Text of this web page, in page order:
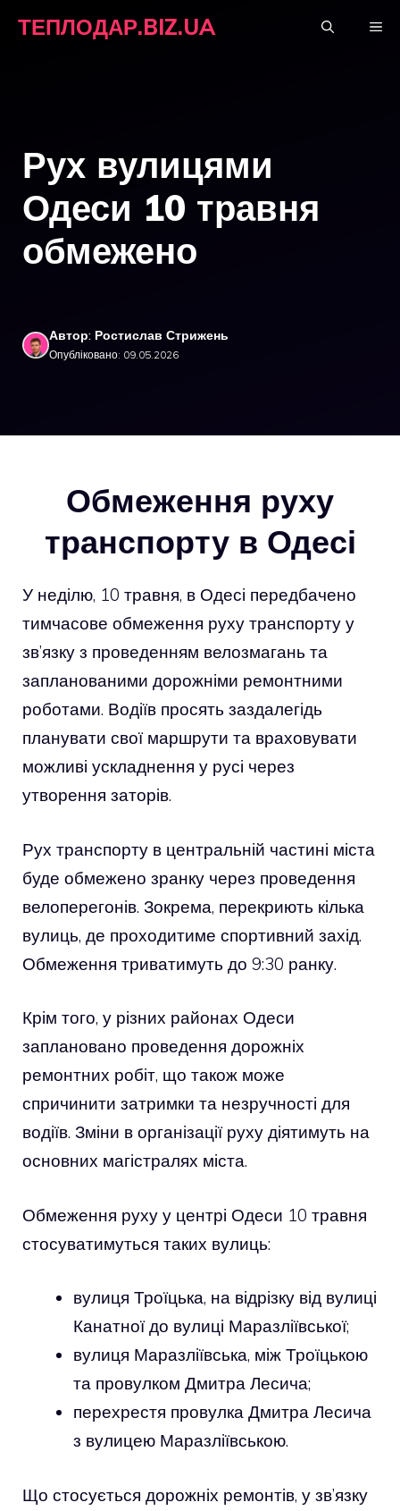
ТЕПЛОДАР.BIZ.UA
Рух вулицями
Одеси 10 травня
обмежено
Автор: Ростислав Стрижень
Опубліковано: 09.05.2026
Обмеження руху
транспорту в Одесі
У неділю, 10 травня, в Одесі передбачено
тимчасове обмеження руху транспорту у
зв’язку з проведенням велозмагань та
запланованими дорожніми ремонтними
роботами. Водіїв просять заздалегідь
планувати свої маршрути та враховувати
можливі ускладнення у русі через
утворення заторів.
Рух транспорту в центральній частині міста
буде обмежено зранку через проведення
велоперегонів. Зокрема, перекриють кілька
вулиць, де проходитиме спортивний захід.
Обмеження триватимуть до 9:30 ранку.
Крім того, у різних районах Одеси
заплановано проведення дорожніх
ремонтних робіт, що також може
спричинити затримки та незручності для
водіїв. Зміни в організації руху діятимуть на
основних магістралях міста.
Обмеження руху у центрі Одеси 10 травня
стосуватимуться таких вулиць:
вулиця Троїцька, на відрізку від вулиці
Канатної до вулиці Маразліївської;
вулиця Маразліївська, між Троїцькою
та провулком Дмитра Лесича;
перехрестя провулка Дмитра Лесича
з вулицею Маразліївською.
Що стосується дорожніх ремонтів, у зв’язку